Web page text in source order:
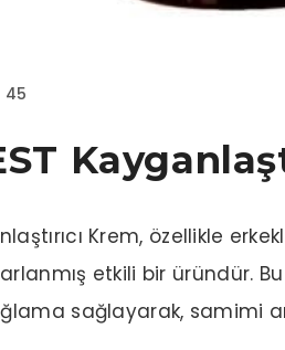
45
Krem, özellikle
etkili bir üründür.
sağlayarak, samimi